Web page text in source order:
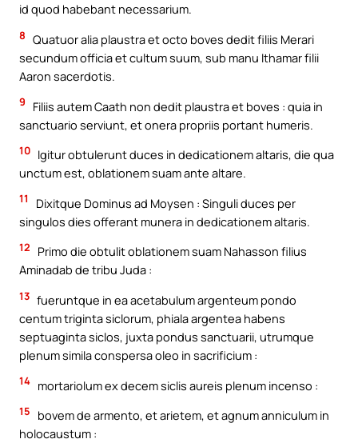
id quod habebant necessarium.
8 Quatuor alia plaustra et octo boves dedit filiis Merari
secundum officia et cultum suum, sub manu Ithamar filii
Aaron sacerdotis.
9
Filiis autem Caath non dedit plaustra et boves : quia in
sanctuario serviunt, et onera propriis portant humeris.
10 Igitur obtulerunt duces in dedicationem altaris, die qua
unctum est, oblationem suam ante altare.
11
Dixitque Dominus ad Moysen : Singuli duces per
singulos dies offerant munera in dedicationem altaris.
12
Primo die obtulit oblationem suam Nahasson filius
Aminadab de tribu Juda :
13 fueruntque in ea acetabulum argenteum pondo
centum triginta siclorum, phiala argentea habens
septuaginta siclos, juxta pondus sanctuarii, utrumque
plenum simila conspersa oleo in sacrificium :
14 mortariolum ex decem siclis aureis plenum incenso :
15
bovem de armento, et arietem, et agnum anniculum in
holocaustum :